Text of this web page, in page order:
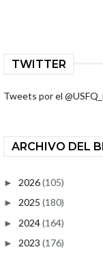
TWITTER
Tweets por el
ARCHIVO DEL
► 2026(105)
► 2025 (180)
► 2024(164)
► 2023 (176)